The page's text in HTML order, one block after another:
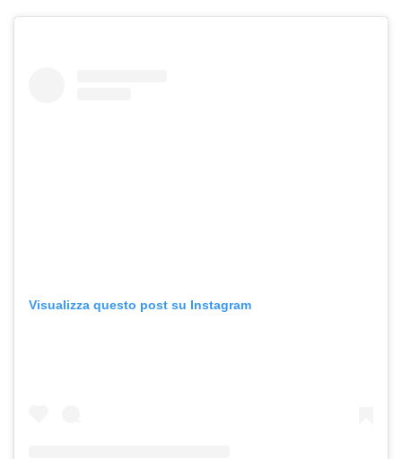
Visualizza questo post su Instagram